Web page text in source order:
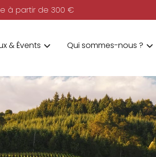
à partir de 300 €
& Évents Qui sommes-nous ?